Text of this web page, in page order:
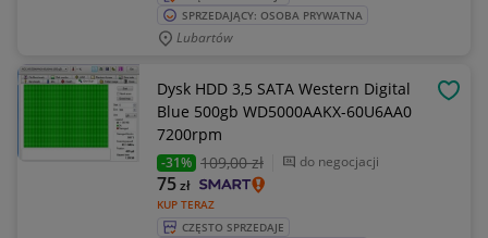
SPRZEDAJĄCY: OSOBA PRYWATNA
Lubartów
Dysk HDD 3,5 SATA Western Digital
Blue 500gb WD5000AAKX-60U6AA0
7200rpm
-31% 109,00 zł do negocjacji
KUP TERAZ
75zł
CZĘSTO SPRZEDAJE